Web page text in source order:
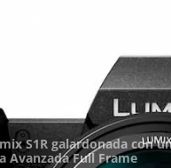
S1R galardonada con
Avanzada Full Frame